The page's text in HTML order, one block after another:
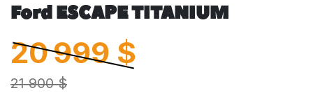
Ford ESCAPE TITANIUM
20 999 $
21 900 $